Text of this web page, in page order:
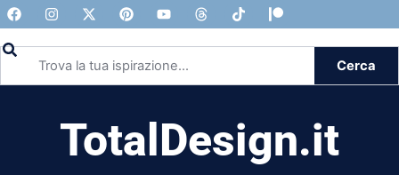
Cerca
TotalDesign.it